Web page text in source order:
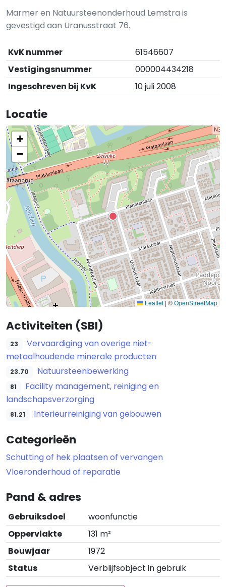
Marmer en Natuursteenonderhoud Lemstra is
gevestigd aan Uranusstraat 76.
KvK nummer
61546607
Vestigingsnummer
000004434218
Ingeschreven bij KvK
10 juli 2008
Locatie
+
−
Leaflet | ©OpenStreetMap
Activiteiten (SBI)
23
Vervaardiging van overige niet-
metaalhoudende minerale producten
23.70 Natuursteenbewerking
81
Facility management, reiniging en
landschapsverzorging
81.21 Interieurreiniging van gebouwen
Categorieën
Schutting of hek plaatsen of vervangen
Vloeronderhoud of reparatie
Pand & adres
Gebruiksdoel
woonfunctie
Oppervlakte
131 m²
Bouwjaar
1972
Status
Verblijfsobject in gebruik